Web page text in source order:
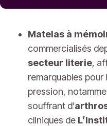
Matelas à
commercialisés
secteur literie,
remarquables
pression,
souffrant d’
cliniques de